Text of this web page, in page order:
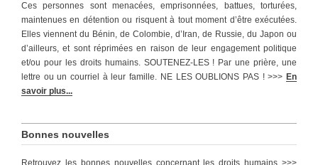
Ces personnes sont menacées, emprisonnées, battues, torturées,
maintenues en détention ou risquent à tout moment d’être exécutées.
Elles viennent du Bénin, de Colombie, d’Iran, de Russie, du Japon ou
d’ailleurs, et sont réprimées en raison de leur engagement politique
et/ou pour les droits humains. SOUTENEZ-LES ! Par une prière, une
lettre ou un courriel à leur famille. NE LES OUBLIONS PAS ! >>> En
savoir plus...
Bonnes nouvelles
Retrouvez les bonnes nouvelles concernant les droits humains >>>